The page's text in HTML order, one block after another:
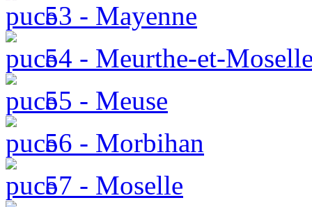
53 - Mayenne
54 - Meurthe-et-
55 - Meuse
56 - Morbihan
57 - Moselle